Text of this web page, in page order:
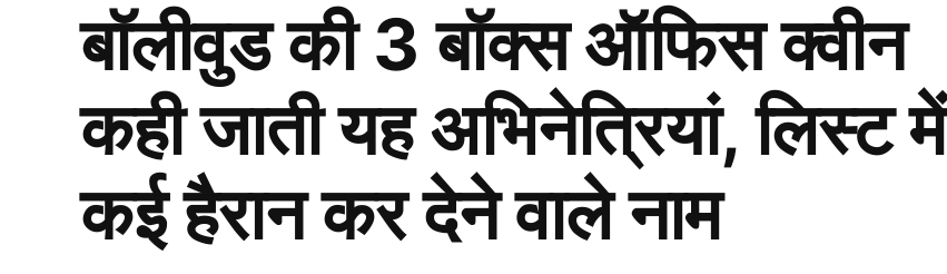
बॉलीवुड की 3 बॉक्स ऑफिस क्वीन
कही जाती यह अभिनेत्रियां, लिस्ट में
कई हैरान कर देने वाले नाम